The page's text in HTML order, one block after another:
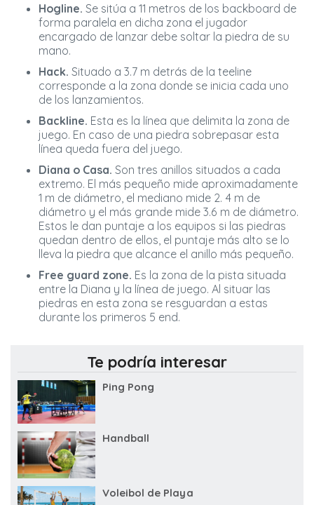
Hogline. Se sitúa a 11 metros de los backboard de
forma paralela en dicha zona el jugador
encargado de lanzar debe soltar la piedra de su
mano.
Hack. Situado a 3.7 m detrás de la teeline
corresponde a la zona donde se inicia cada uno
de los lanzamientos.
Backline. Esta es la línea que delimita la zona de
juego. En caso de una piedra sobrepasar esta
línea queda fuera del juego.
Diana o Casa. Son tres anillos situados a cada
extremo. El más pequeño mide aproximadamente
1 m de diámetro, el mediano mide 2. 4 m de
diámetro y el más grande mide 3.6 m de diámetro.
Estos le dan puntaje a los equipos si las piedras
quedan dentro de ellos, el puntaje más alto se lo
lleva la piedra que alcance el anillo más pequeño.
Free guard zone. Es la zona de la pista situada
entre la Diana y la línea de juego. Al situar las
piedras en esta zona se resguardan a estas
durante los primeros 5 end.
Te podría interesar
Ping Pong
Handball
Voleibol de Playa